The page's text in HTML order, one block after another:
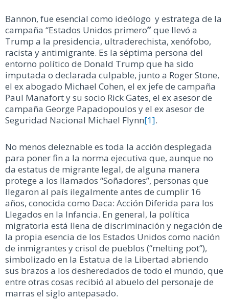
Bannon, fue esencial como ideólogo y estratega de la
campaña “Estados Unidos primero”que llevó a
Trump a la presidencia, ultraderechista, xenófobo,
racista y antimigrante. Es la séptima persona del
entorno político de Donald Trump que ha sido
imputada o declarada culpable, junto a Roger Stone,
el ex abogado Michael Cohen, el ex jefe de campaña
Paul Manafort y su socio Rick Gates, el ex asesor de
campaña George Papadopoulos y el ex asesor de
Seguridad Nacional Michael Flynn[1].
No menos deleznable es toda la acción desplegada
para poner fin a la norma ejecutiva que, aunque no
da estatus de migrante legal, de alguna manera
protege a los llamados “Soñadores”, personas que
llegaron al país ilegalmente antes de cumplir 16
años, conocida como Daca: Acción Diferida para los
Llegados en la Infancia. En general, la política
migratoria está llena de discriminación y negación de
la propia esencia de los Estados Unidos como nación
de inmigrantes y crisol de pueblos (“melting pot”),
simbolizado en la Estatua de la Libertad abriendo
sus brazos a los desheredados de todo el mundo, que
entre otras cosas recibió al abuelo del personaje de
marras el siglo antepasado.